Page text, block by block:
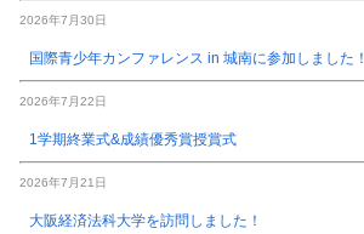
2026年7月30日
国際青少年カンファレンス in 城南に参加しました！
2026年7月22日
1学期終業式&成績優秀賞授賞式
2026年7月21日
大阪経済法科大学を訪問しました！